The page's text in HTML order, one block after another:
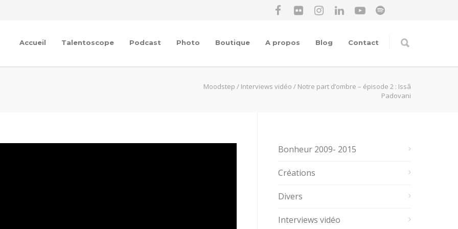
Accueil Talentoscope Podcast Photo Boutique A propos Blog Contact
Moodstep / Interviews vidéo / Notre part d’ombre – épisode 2 : Issâ
Padovani
Bonheur 2009- 2015
Créations
Divers
Interviews vidéo